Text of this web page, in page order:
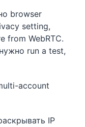
browser
setting,
from WebRTC.
run a test,
account
IP